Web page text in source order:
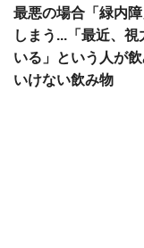
最悪の場合「緑内
しまう...「最近、視
いる」という人が
いけない飲み物